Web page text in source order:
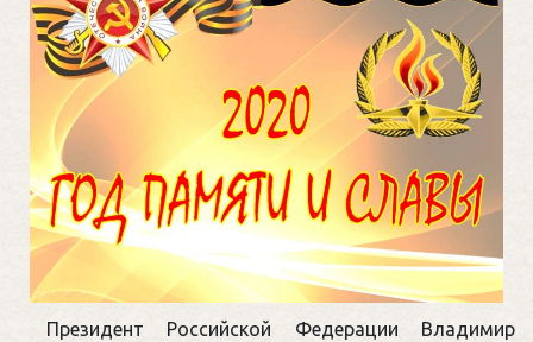
Президент Российской Федерации Владимир